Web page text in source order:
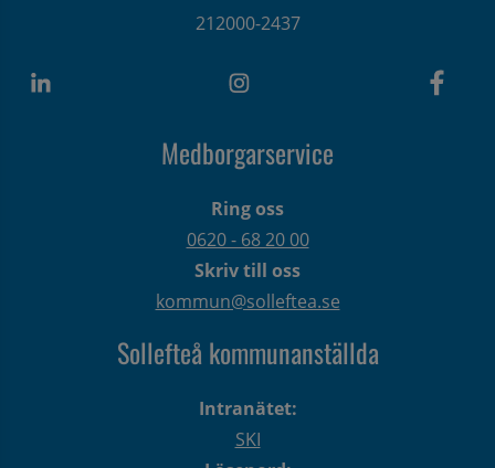
212000-2437
Medborgarservice
Ring oss
0620 - 68 20 00
Skriv till oss
kommun@solleftea.se
Sollefteå kommunanställda
Intranätet:
SKI